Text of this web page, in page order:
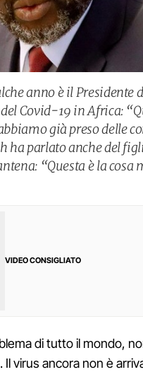
anno è il Presidente
Covid-19 in Africa:
già preso delle
ha parlato anche del
“Questa è la cosa
VIDEO CONSIGLIATO
di tutto il mondo,
virus ancora non è